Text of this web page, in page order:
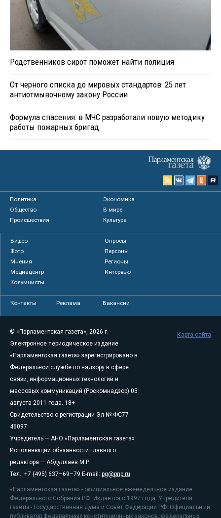
Родственников сирот поможет найти полиция
От черного списка до мировых стандартов: 25 лет
антиотмывочному закону России
Формула спасения: в МЧС разработали новую методику
работы пожарных бригад
Политика
Экономика
Общество
В мире
Происшествия
Культура
Видео
Опросы
Фото
Персоны
Мнения
Регионы
Медиацентр
Интервью
Колумнисты
Контакты Реклама Вакансии
© «Парламентская газета», 2026 г.
Электронное периодическое издание
«Парламентская газета» зарегистрировано в
Федеральной службе по надзору в сфере
связи, информационных технологий и
массовых коммуникаций (Роскомнадзор) 05
августа 2011 года. 18+
Свидетельство о регистрации Эл № ФС77-
46097
Учредитель — АНО «Парламентская газета»
Исполняющий обязанности главного
редактора — Абдуллаев М.Р.
Тел.: +7 (495) 637–69–79 E-mail: pg@pnp.ru
«Парламентская газета» - официальное еженедельное издание
Федерального Собрания РФ. Издается с 1997 года. Учредители
газеты - Государственная Дума и Совет Федерации РФ. Официальный
публикатор федеральных конституционных законов, федеральных
Карта сайта